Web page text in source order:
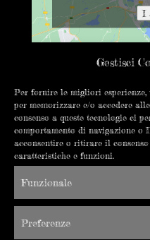
Gestisci
Per fornire le migliori
per memorizzare e/o accedere
consenso a queste tecnologie ci
comportamento di navigazione o
acconsentire o ritirare il
caratteristiche e funzioni.
Funzionale
Preferenze
I
CONTATTACI
info@errepigi.it
+39 019 8402550
C.so Vittorio Veneto
17100 Savona